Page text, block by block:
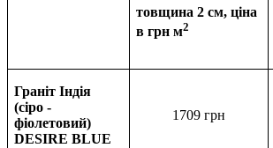
товщина 2 см, ціна
в грн м2
Граніт Індія
(сіро -
фіолетовий)
DESIRE BLUE
1709 грн